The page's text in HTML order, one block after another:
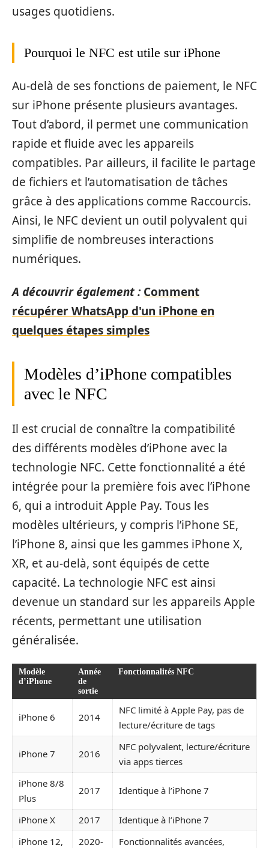
usages quotidiens.
Pourquoi le NFC est utile sur iPhone
Au-delà de ses fonctions de paiement, le NFC
sur iPhone présente plusieurs avantages.
Tout d’abord, il permet une communication
rapide et fluide avec les appareils
compatibles. Par ailleurs, il facilite le partage
de fichiers et l’automatisation de tâches
grâce à des applications comme Raccourcis.
Ainsi, le NFC devient un outil polyvalent qui
simplifie de nombreuses interactions
numériques.
A découvrir également : Comment
récupérer WhatsApp d'un iPhone en
quelques étapes simples
Modèles d’iPhone compatibles
avec le NFC
Il est crucial de connaître la compatibilité
des différents modèles d’iPhone avec la
technologie NFC. Cette fonctionnalité a été
intégrée pour la première fois avec l’iPhone
6, qui a introduit Apple Pay. Tous les
modèles ultérieurs, y compris l’iPhone SE,
l’iPhone 8, ainsi que les gammes iPhone X,
XR, et au-delà, sont équipés de cette
capacité. La technologie NFC est ainsi
devenue un standard sur les appareils Apple
récents, permettant une utilisation
généralisée.
Modèle
d’iPhone
Année
de
sortie
Fonctionnalités NFC
iPhone 6 2014
NFC limité à Apple Pay, pas de
lecture/écriture de tags
iPhone 7 2016
NFC polyvalent, lecture/écriture
via apps tierces
iPhone 8/8
Plus
2017 Identique à l’iPhone 7
iPhone X 2017
Identique à l’iPhone 7
iPhone 12,
2020-
Fonctionnalités avancées,